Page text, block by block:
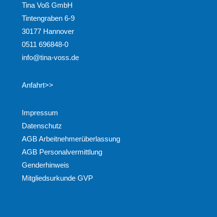
Tina Voß GmbH
Tintengraben 6-9
30177 Hannover
0511 696848-0
info@tina-voss.de
Anfahrt>>
Impressum
Datenschutz
AGB Arbeitnehmerüberlassung
AGB Personalvermittlung
Genderhinweis
Mitgliedsurkunde GVP